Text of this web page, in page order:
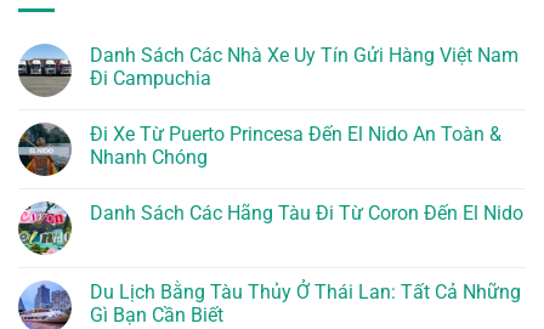
Danh Sách Các Nhà Xe Uy Tín Gửi Hàng Việt Nam
Đi Campuchia
Đi Xe Từ Puerto Princesa Đến El Nido An Toàn &
Nhanh Chóng
Danh Sách Các Hãng Tàu Đi Từ Coron Đến El Nido
Du Lịch Bằng Tàu Thủy Ở Thái Lan: Tất Cả Những
Gì Bạn Cần Biết